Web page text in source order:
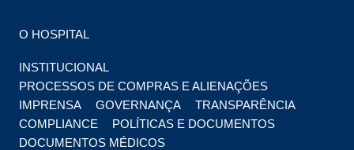
O HOSPITAL
INSTITUCIONAL
PROCESSOS DE COMPRAS E ALIENAÇÕES
IMPRENSA
GOVERNANÇA
TRANSPARÊNCIA
COMPLIANCE
POLÍTICAS E DOCUMENTOS
DOCUMENTOS MÉDICOS